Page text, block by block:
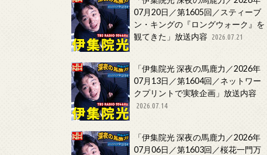
07月20日／第1605回／スティーブ
ン・キングの『ロングウォーク』を
観てきた」放送内容
2026.07.21
「伊集院光 深夜の馬鹿力／2026年
07月13日／第1604回／ネットワー
クプリントで実験企画」放送内容
2026.07.14
「伊集院光 深夜の馬鹿力／2026年
07月06日／第1603回／桜花一門万